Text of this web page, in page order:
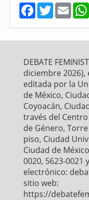
F
a
c
e
b
k
T
w
t
t
E
m
a
i
l
DEBATE
diciembre
editada por la
de México,
Coyoacán,
través del
de Género,
piso, Ciudad
Ciudad de
0020, 5623-0021
electrónico:
sitio web:
https://